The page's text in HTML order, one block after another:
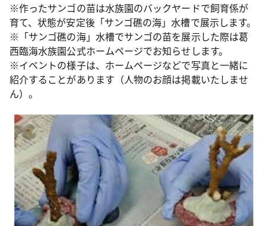
※作ったサンゴの苗は水族園のバックヤードで飼育係が
育て、状態が安定後「サンゴ礁の海」水槽で展示します。
※「サンゴ礁の海」水槽でサンゴの苗を展示した際は葛
西臨海水族園公式ホームページでお知らせします。
※イベントの様子は、ホームページなどで写真と一緒に
紹介することがあります（人物のお顔は掲載いたしませ
ん）。